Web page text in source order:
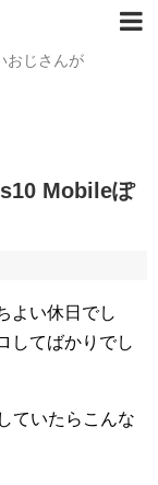
おじさんが
Mobileぽ
よい休日でし
してばかりでし
ていたらこんな